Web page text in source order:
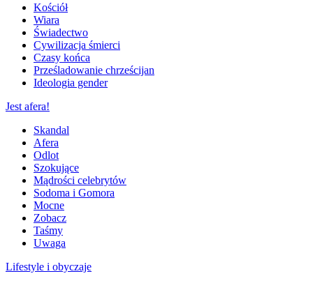
Kościół
Wiara
Świadectwo
Cywilizacja śmierci
Czasy końca
Prześladowanie chrześcijan
Ideologia gender
Jest afera!
Skandal
Afera
Odlot
Szokujące
Mądrości celebrytów
Sodoma i Gomora
Mocne
Zobacz
Taśmy
Uwaga
Lifestyle i obyczaje